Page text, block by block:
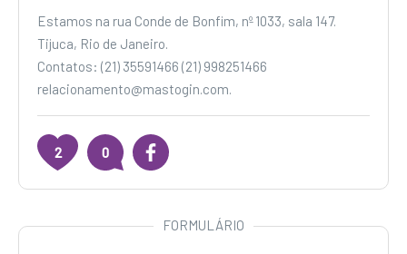
Estamos na rua Conde de Bonfim, nº 1033, sala 147.
Tijuca, Rio de Janeiro.
Contatos: (21) 35591466 (21) 998251466
relacionamento@mastogin.com.
2 0
FORMULÁRIO